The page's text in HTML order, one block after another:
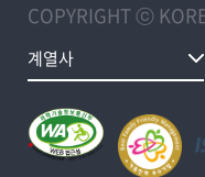
COPYRIGHT ⓒ
계열사